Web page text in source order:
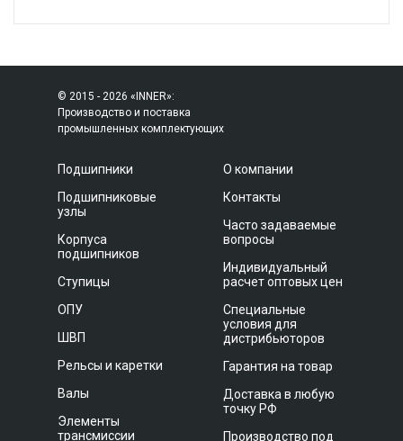
© 2015 - 2026 «INNER»:
Производство и поставка
промышленных комплектующих
Подшипники
Подшипниковые
узлы
Корпуса
подшипников
Ступицы
ОПУ
ШВП
Рельсы и каретки
Валы
Элементы
трансмиссии
О компании
Контакты
Часто задаваемые
вопросы
Индивидуальный
расчет оптовых цен
Специальные
условия для
дистрибьюторов
Гарантия на товар
Доставка в любую
точку РФ
Производство под